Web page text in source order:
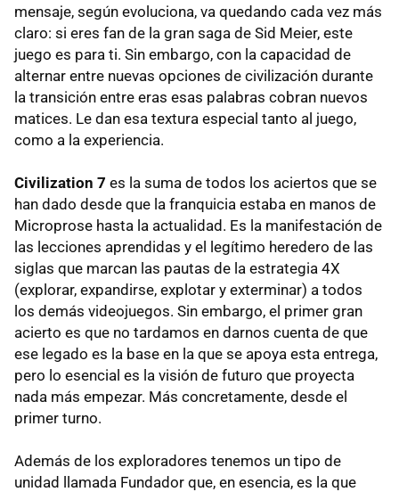
mensaje, según evoluciona, va quedando cada vez más
claro: si eres fan de la gran saga de Sid Meier, este
juego es para ti. Sin embargo, con la capacidad de
alternar entre nuevas opciones de civilización durante
la transición entre eras esas palabras cobran nuevos
matices. Le dan esa textura especial tanto al juego,
como a la experiencia.
Civilization 7 es la suma de todos los aciertos que se
han dado desde que la franquicia estaba en manos de
Microprose hasta la actualidad. Es la manifestación de
las lecciones aprendidas y el legítimo heredero de las
siglas que marcan las pautas de la estrategia 4X
(explorar, expandirse, explotar y exterminar) a todos
los demás videojuegos. Sin embargo, el primer gran
acierto es que no tardamos en darnos cuenta de que
ese legado es la base en la que se apoya esta entrega,
pero lo esencial es la visión de futuro que proyecta
nada más empezar. Más concretamente, desde el
primer turno.
Además de los exploradores tenemos un tipo de
unidad llamada Fundador que, en esencia, es la que